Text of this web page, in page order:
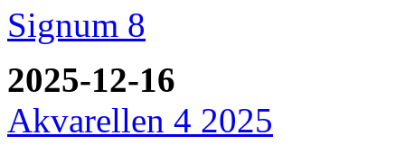
Signum 8
2025-12-16
Akvarellen 4 2025